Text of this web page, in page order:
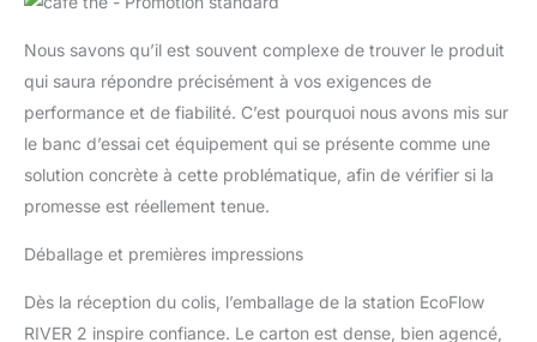
Nous savons qu’il est souvent complexe de trouver le produit
qui saura répondre précisément à vos exigences de
performance et de fiabilité. C’est pourquoi nous avons mis sur
le banc d’essai cet équipement qui se présente comme une
solution concrète à cette problématique, afin de vérifier si la
promesse est réellement tenue.
Déballage et premières impressions
Dès la réception du colis, l’emballage de la station EcoFlow
RIVER 2 inspire confiance. Le carton est dense, bien agencé,